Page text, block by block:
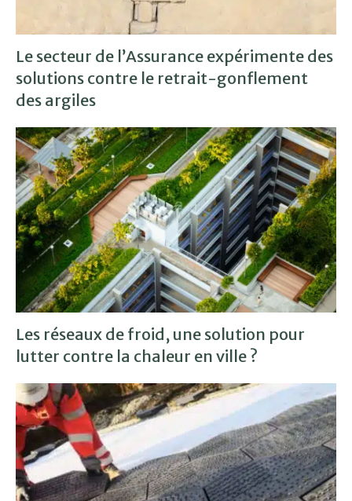
Le secteur de l’Assurance expérimente des
solutions contre le retrait-gonflement
des argiles
Les réseaux de froid, une solution pour
lutter contre la chaleur en ville ?